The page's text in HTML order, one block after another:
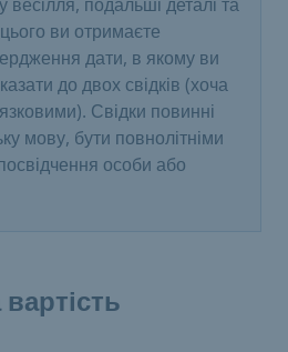
ви отримаєте
дати, в якому ви
до двох свідків (хоча
Свідки повинні
мову, бути повнолітніми
особи або